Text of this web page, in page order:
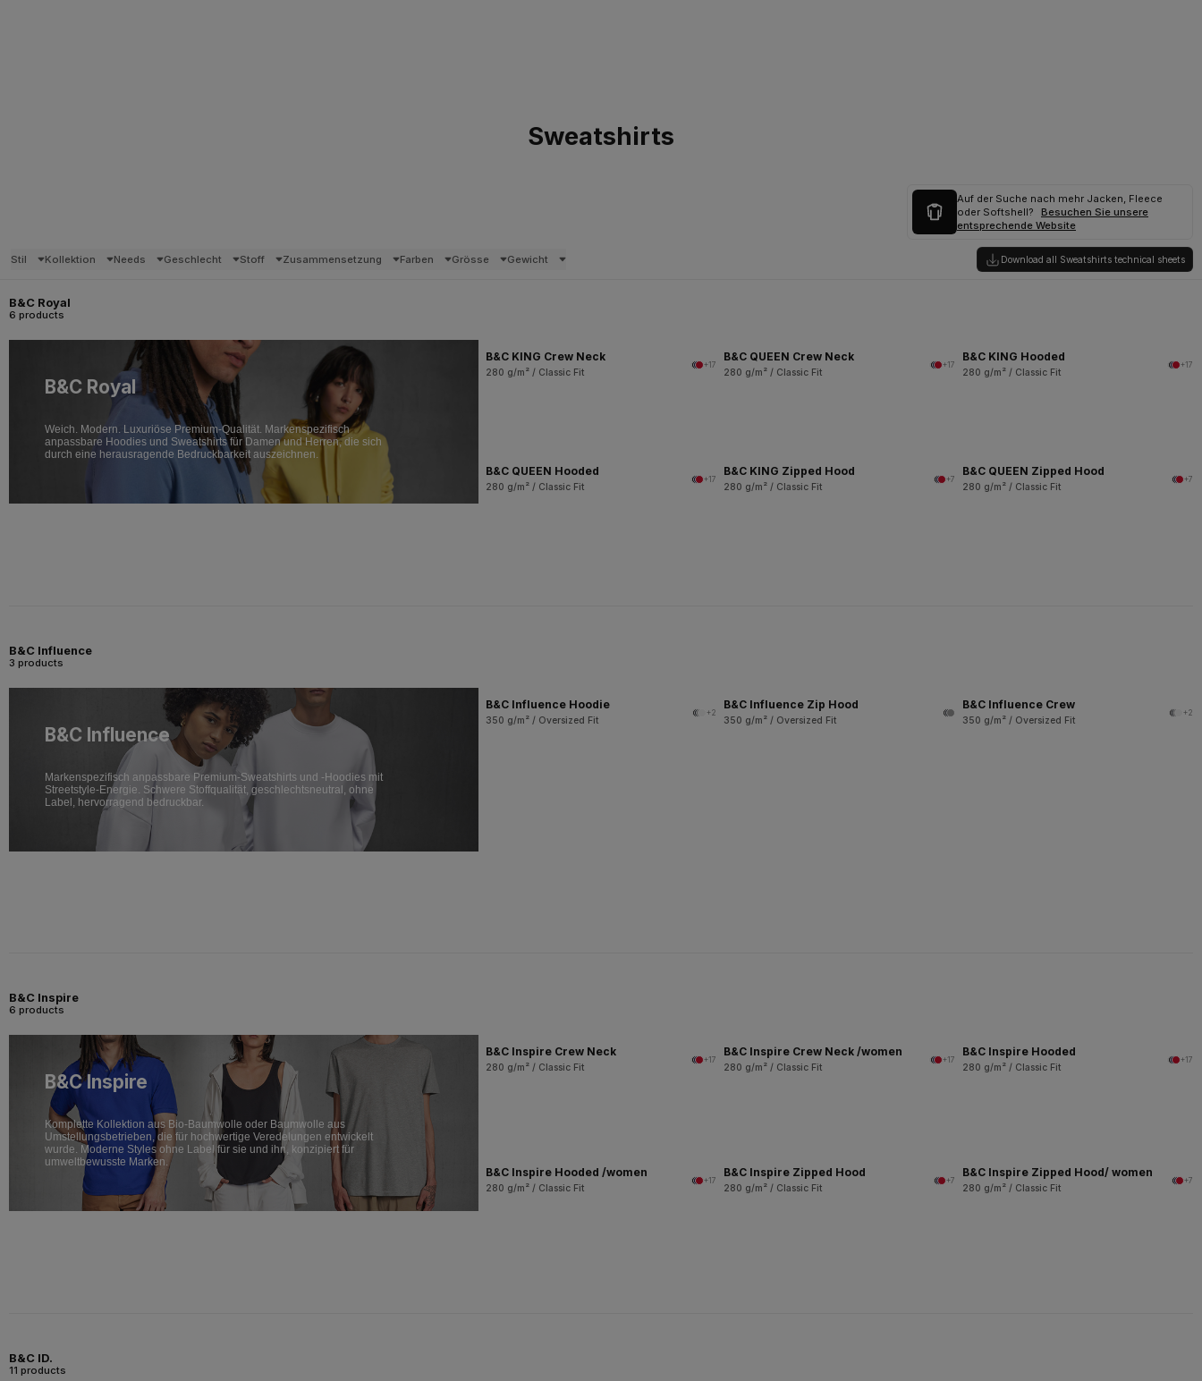
Sweatshirts
Auf der Suche nach mehr Jacken, Fleece
oder Softshell?
Besuchen Sie unsere
entsprechende Website
Stil Kollektion Needs Geschlecht Stoff Zusammensetzung Farben Grösse Gewicht Download all Sweatshirts technical sheets
B&C Royal
6 products
B&C Royal
Weich. Modern. Luxuriöse Premium-Qualität. Markenspezifisch
anpassbare Hoodies und Sweatshirts für Damen und Herren, die sich
durch eine herausragende Bedruckbarkeit auszeichnen.
B&C KING Crew Neck
280 g/m² / Classic Fit
+17
B&C QUEEN Crew Neck
280 g/m² / Classic Fit
+17
B&C KING Hooded
280 g/m² / Classic Fit
+17
B&C QUEEN Hooded
280 g/m² / Classic Fit
+17
B&C KING Zipped Hood
280 g/m² / Classic Fit
+7
B&C QUEEN Zipped Hood
280 g/m² / Classic Fit
+7
B&C Influence
3 products
B&C Influence
Markenspezifisch anpassbare Premium-Sweatshirts und -Hoodies mit
Streetstyle-Energie. Schwere Stoffqualität, geschlechtsneutral, ohne
Label, hervorragend bedruckbar.
B&C Influence Hoodie
350 g/m² / Oversized Fit
+2
B&C Influence Zip Hood
350 g/m² / Oversized Fit
B&C Influence Crew
350 g/m² / Oversized Fit
+2
B&C Inspire
6 products
B&C Inspire
Komplette Kollektion aus Bio-Baumwolle oder Baumwolle aus
Umstellungsbetrieben, die für hochwertige Veredelungen entwickelt
wurde. Moderne Styles ohne Label für sie und ihn, konzipiert für
umweltbewusste Marken.
B&C Inspire Crew Neck
280 g/m² / Classic Fit
+17
B&C Inspire Crew Neck /women
280 g/m² / Classic Fit
+17
B&C Inspire Hooded
280 g/m² / Classic Fit
+17
B&C Inspire Hooded /women
280 g/m² / Classic Fit
+17
B&C Inspire Zipped Hood
280 g/m² / Classic Fit
+7
B&C Inspire Zipped Hood/ women
280 g/m² / Classic Fit
+7
B&C ID.
11 products